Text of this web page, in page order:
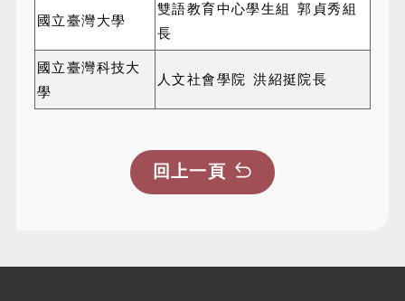
國立臺灣大學
雙語教育中心學生組 郭貞秀組
長
國立臺灣科技大
學
人文社會學院 洪紹挺院長
回上一頁